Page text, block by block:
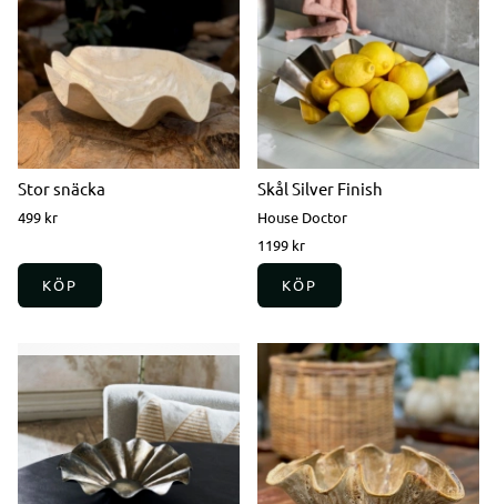
Stor snäcka
499 kr
KÖP
Skål Silver Finish
House Doctor
1199 kr
KÖP